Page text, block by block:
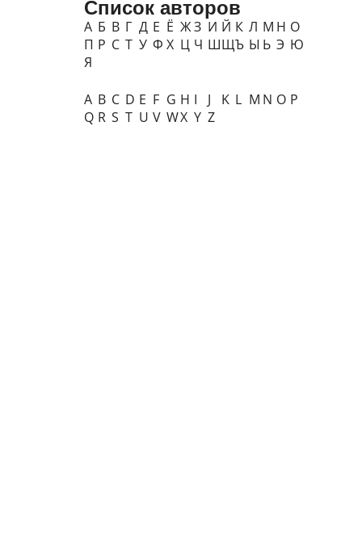
Список авторов
А Б В Г Д Е Ё ЖЗ И Й К Л М Н О
П Р С Т У Ф Х Ц Ч ШЩЪ Ы Ь Э Ю
Я
A B C D E F G H I J K L M N O P
Q R S T U V WX Y Z